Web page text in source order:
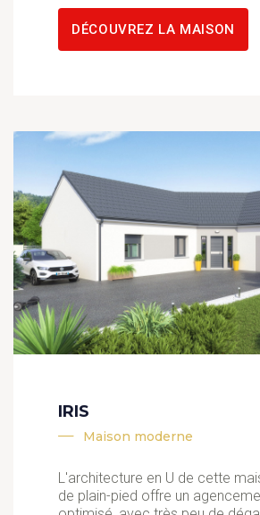
DÉCOUVREZ LA MAISON
IRIS
Maison moderne
L'architecture en U de cette
de plain-pied offre un